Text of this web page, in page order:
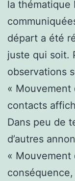
la thématique
départ a été
juste qui soit.
observations
« Mouvement
contacts
Dans peu de
d’autres
« Mouvement